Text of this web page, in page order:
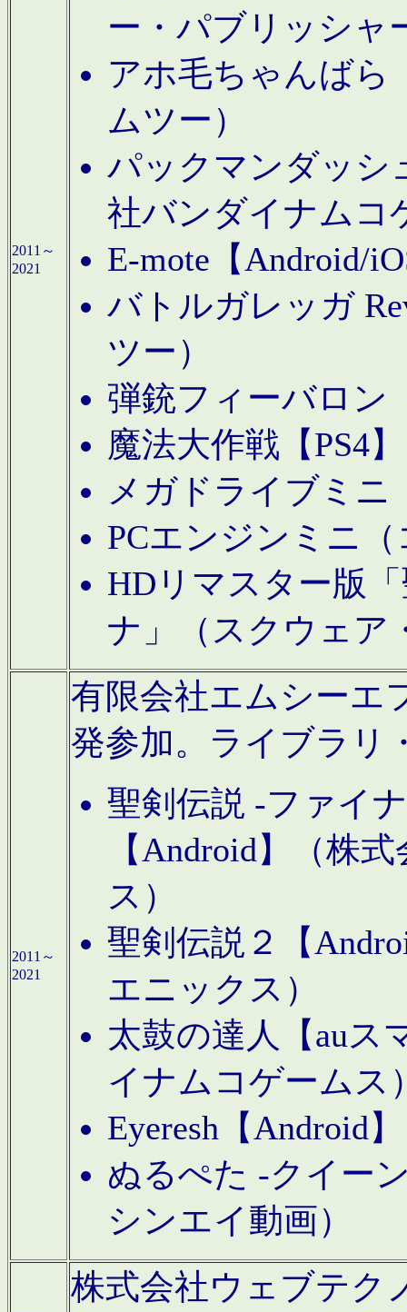
2011～
2021
ー・パブリッシャ
アホ毛ちゃんばら
ムツー）
パックマンダッシ
社バンダイナムコ
E-mote【Android/
バトルガレッガ
ツー）
弾銃フィーバロン
魔法大作戦【PS4
メガドライブミニ
PCエンジンミニ
HDリマスター版
ナ」（スクウェア
2011～
2021
有限会社エムシーエ
発参加。ライブラリ
聖剣伝説 -ファイ
【Android】（株
ス）
聖剣伝説２【
エニックス）
太鼓の達人【auス
イナムコゲームス
Eyeresh【Android
ぬるぺた -クイー
シンエイ動画）
株式会社ウェブテク